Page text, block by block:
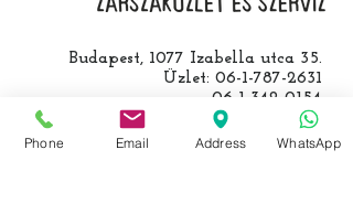
Budapest, 1077 Izabella utca 35.
Üzlet: 06-1-787-2631
06-1-342-0154
Egyik mobil:
0620-427-3600
Másik mobil:0620-454-5105
Phone Email Address WhatsApp